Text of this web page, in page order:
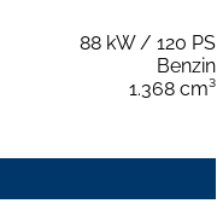
88 kW / 120 PS
Benzin
1.368 cm³